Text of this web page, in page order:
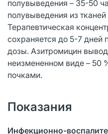
полувыведения – 35-50
полувыведения из
Терапевтическая
сохраняется до 5-7 дней
дозы. Азитромицин
неизмененном виде – 50
почками.
Показания
Инфекционно-